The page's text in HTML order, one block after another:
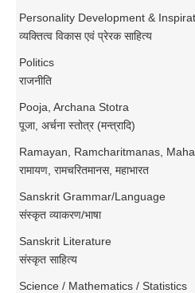
Personality Development &
व्यक्तित्व विकास एवं प्रेरक साहित्य
Politics
राजनीति
Pooja, Archana Stotra
पूजा, अर्चना स्तोत्र (मन्त्रादि)
Ramayan, Ramcharitmanas,
रामायण, रामचरितमानस, महाभारत
Sanskrit Grammar/Language
संस्कृत व्याकरण/भाषा
Sanskrit Literature
संस्कृत साहित्य
Science / Mathematics / Statistics